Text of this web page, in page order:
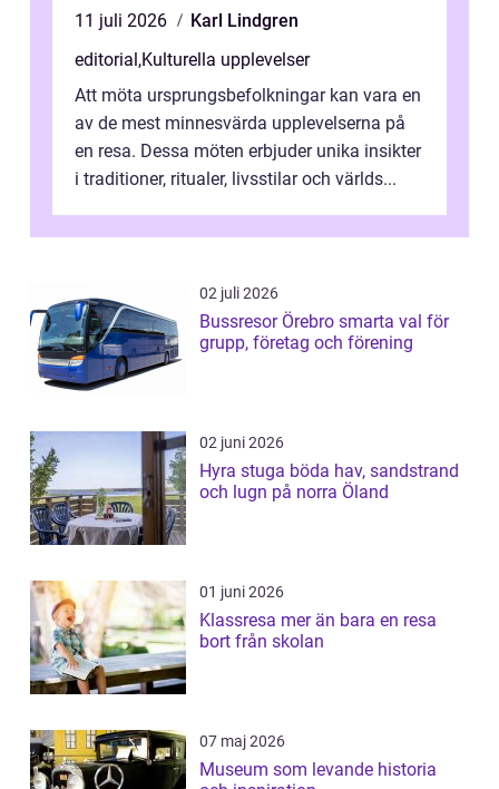
11 juli 2026
Karl Lindgren
editorial ,Kulturella upplevelser
Att möta ursprungsbefolkningar kan vara en
av de mest minnesvärda upplevelserna på
en resa. Dessa möten erbjuder unika insikter
i traditioner, ritualer, livsstilar och världs...
02 juli 2026
Bussresor Örebro smarta val för
grupp, företag och förening
02 juni 2026
Hyra stuga böda hav, sandstrand
och lugn på norra Öland
01 juni 2026
Klassresa mer än bara en resa
bort från skolan
07 maj 2026
Museum som levande historia